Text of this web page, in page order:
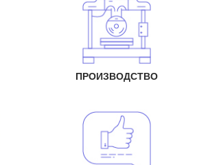
ПРОИЗВОДСТВО